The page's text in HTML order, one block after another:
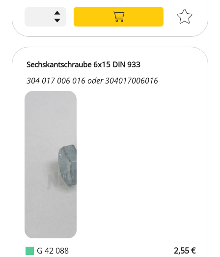
G 42 088
Sechskantschraube 6x15 DIN 933
304 017 006 016 oder 304017006016
2,55 €